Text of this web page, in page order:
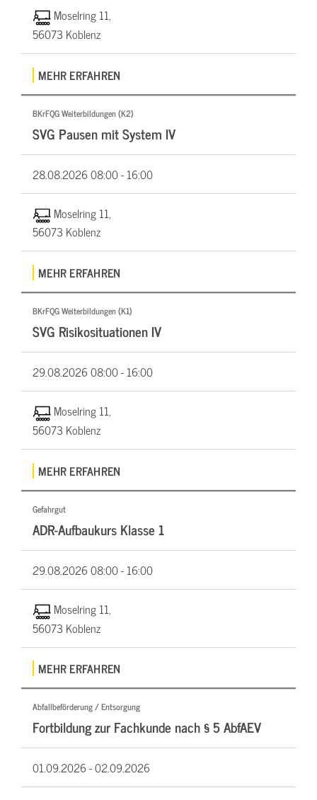
Moselring 11,
56073 Koblenz
MEHR ERFAHREN
BKrFQG Weiterbildungen (K2)
SVG Pausen mit System IV
28.08.202608:00 - 16:00
Moselring 11,
56073 Koblenz
MEHR ERFAHREN
BKrFQG Weiterbildungen (K1)
SVG Risikosituationen IV
29.08.202608:00 - 16:00
Moselring 11,
56073 Koblenz
MEHR ERFAHREN
Gefahrgut
ADR-Aufbaukurs Klasse 1
29.08.202608:00 - 16:00
Moselring 11,
56073 Koblenz
MEHR ERFAHREN
Abfallbeförderung / Entsorgung
Fortbildung zur Fachkunde nach § 5 AbfAEV
01.09.2026 -02.09.2026